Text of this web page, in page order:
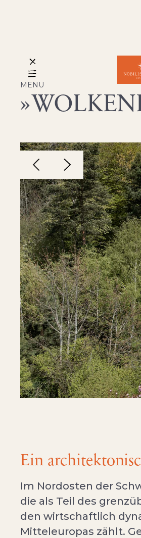
MENU
Ein
Im Nordosten der
die als Teil des
den wirtschaftlich
Mitteleuropas zählt.